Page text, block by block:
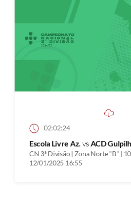
02:02:24
Escola Livre Az. vs ACD
CN 3ª Divisão | Zona Norte "B" |
12/01/2025 16:55